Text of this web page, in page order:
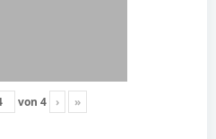
von 4 › »